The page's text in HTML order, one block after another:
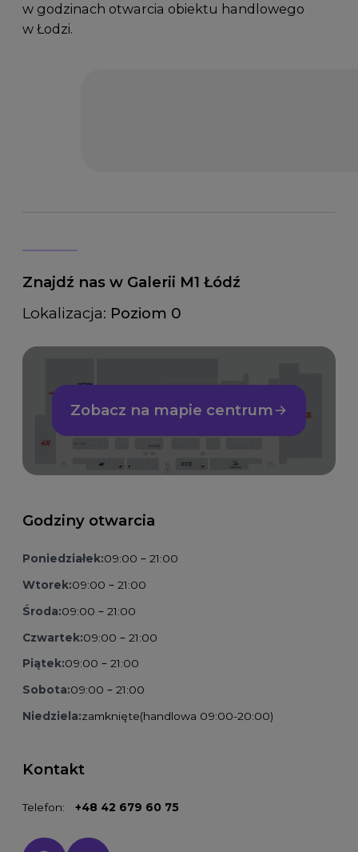
w godzinach otwarcia obiektu handlowego
w Łodzi.
Znajdź nas w Galerii M1 Łódź
Lokalizacja: Poziom 0
Zobacz na mapie centrum
Godziny otwarcia
Poniedziałek:09:00 – 21:00
Wtorek:09:00 – 21:00
Środa:09:00 – 21:00
Czwartek:09:00 – 21:00
Piątek:09:00 – 21:00
Sobota:09:00 – 21:00
Niedziela:zamknięte(handlowa 09:00-20:00)
Kontakt
Telefon: +48 42 679 60 75
Social media: